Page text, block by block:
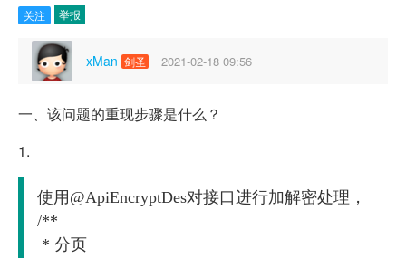
关注
举报
xMan 剑圣 2021-02-18 09:56
一、该问题的重现步骤是什么？
1.
使用@ApiEncryptDes对接口进行加解密处理，
/**
* 分页